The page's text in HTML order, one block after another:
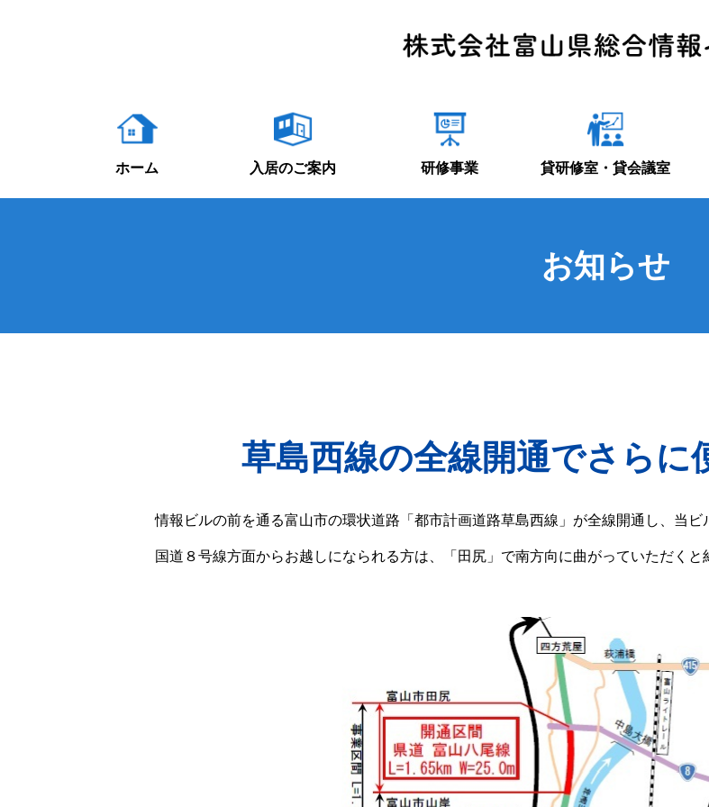
ホーム 入居のご案内 研修事業 貸研修室・貸会議室
お知らせ
草島西線の全線開通でさらに
情報ビルの前を通る富山市の環状道路「都市計画道路草島西線」が全線開通し、当ビ
国道８号線方面からお越しになられる方は、「田尻」で南方向に曲がっていただくと